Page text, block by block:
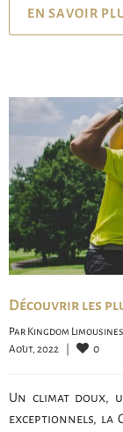
EN SAVOIR
Découvrir les
Par Kingdom Limousines
Août, 2022
0
Un climat doux,
exceptionnels, la